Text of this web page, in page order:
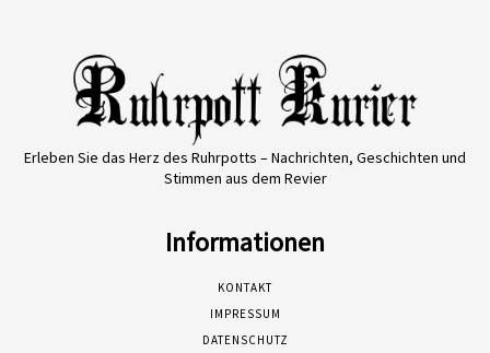
Erleben Sie das Herz des Ruhrpotts – Nachrichten, Geschichten und
Stimmen aus dem Revier
Informationen
KONTAKT
IMPRESSUM
DATENSCHUTZ